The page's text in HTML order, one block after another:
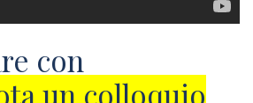
con
un colloquio